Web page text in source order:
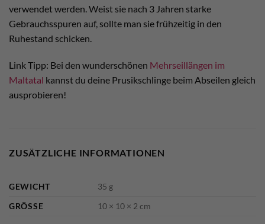
verwendet werden. Weist sie nach 3 Jahren starke
Gebrauchsspuren auf, sollte man sie frühzeitig in den
Ruhestand schicken.
Link Tipp: Bei den wunderschönen Mehrseillängen im
Maltatal kannst du deine Prusikschlinge beim Abseilen gleich
ausprobieren!
ZUSÄTZLICHE INFORMATIONEN
GEWICHT
35 g
GRÖSSE
10 × 10 × 2 cm